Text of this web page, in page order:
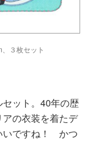
、３枚セット
ット。40年の歴
の衣装を着たデ
いですね！ かつ